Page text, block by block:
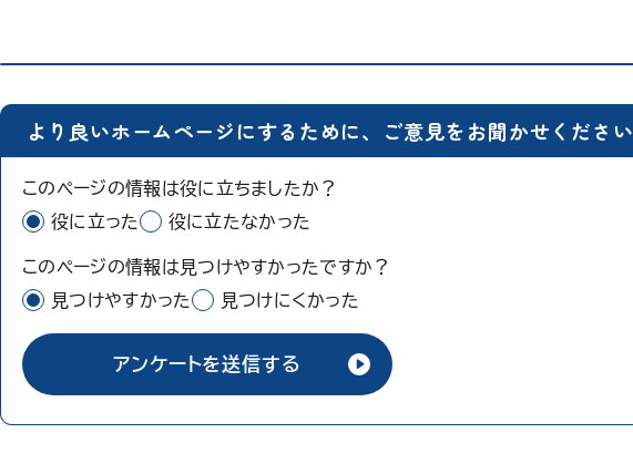
より良いホームページにするために、ご意見をお聞かせください
このページの情報は役に立ちましたか？
役に立った
役に立たなかった
このページの情報は見つけやすかったですか？
見つけやすかった
見つけにくかった
アンケートを送信する